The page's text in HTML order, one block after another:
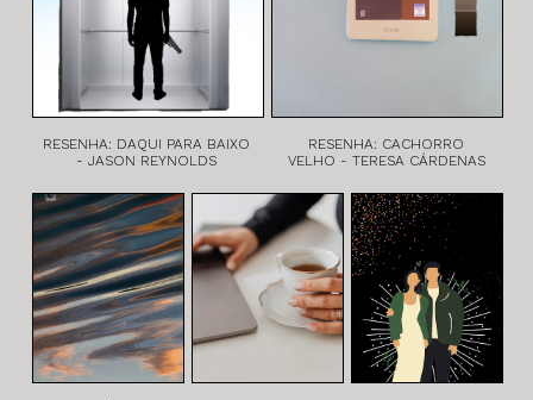
RESENHA: DAQUI PARA BAIXO
- JASON REYNOLDS
RESENHA: CACHORRO
VELHO - TERESA CÁRDENAS